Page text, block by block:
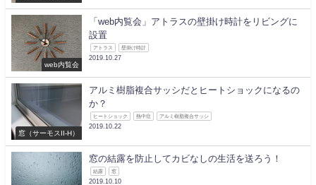
web内覧会
「web内覧会」アトラスの壁掛け時計をリビングに
設置
アトラス 壁掛け時計
2019.10.27
窓（サーモスII-H）
アルミ樹脂複合サッシだとヒートショックになるの
か？
ヒートショック 熱中症 アルミ樹脂複合サッシ
2019.10.22
窓の結露を防止してカビなしの生活を送ろう！
結露 窓
2019.10.10